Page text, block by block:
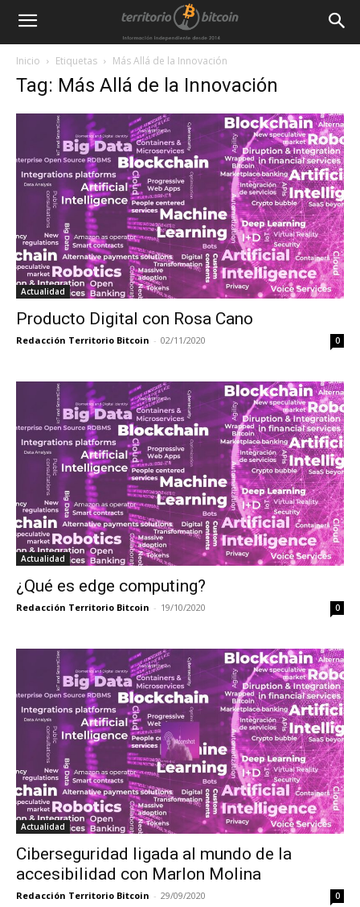
Inicio Etiquetas Más Allá de la Innovación
Tag: Más Allá de la Innovación
Actualidad
Producto Digital con Rosa Cano
Redacción Territorio Bitcoin - 02/11/2020 0
Actualidad
¿Qué es edge computing?
Redacción Territorio Bitcoin - 19/10/2020 0
Actualidad
Ciberseguridad ligada al mundo de la
accesibilidad con Marlon Molina
Redacción Territorio Bitcoin - 29/09/2020 0